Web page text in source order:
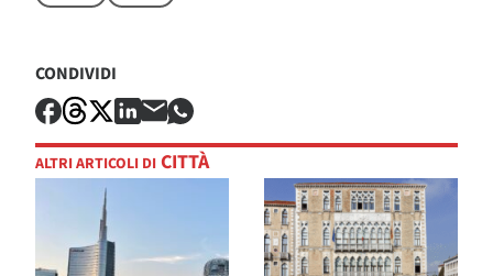
CONDIVIDI
ALTRI ARTICOLI DI CITTÀ